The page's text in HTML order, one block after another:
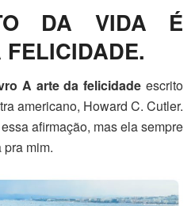
DA VIDA É
A arte da felicidade escrito
americano, Howard C. Cutler.
afirmação, mas ela sempre
pra mim.